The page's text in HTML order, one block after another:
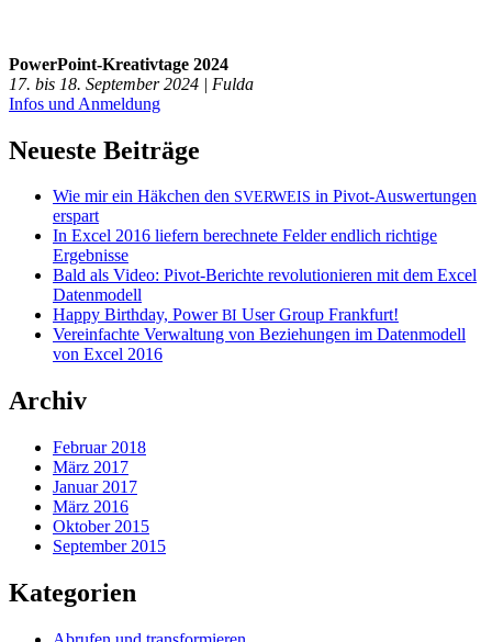
PowerPoint-Kreativtage 2024
17. bis 18. September 2024 | Fulda
Infos und Anmeldung
Neueste Beiträge
Wie mir ein Häkchen den SVERWEIS in Pivot-Auswertungen
erspart
In Excel 2016 liefern berechnete Felder endlich richtige
Ergebnisse
Bald als Video: Pivot-Berichte revolutionieren mit dem Excel
Datenmodell
Happy Birthday, PowerBI User Group Frankfurt!
Vereinfachte Verwaltung von Beziehungen im Datenmodell
von Excel 2016
Archiv
Februar 2018
März 2017
Januar 2017
März 2016
Oktober 2015
September 2015
Kategorien